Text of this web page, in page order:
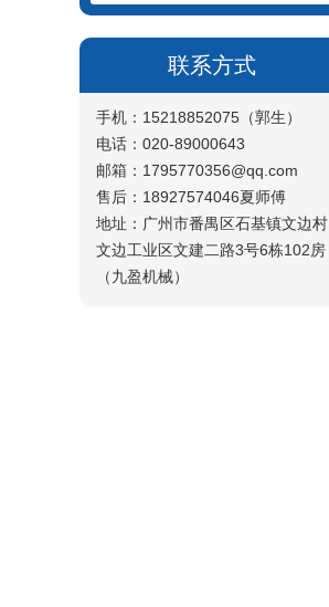
联系方式
手机：15218852075（郭生）
电话：020-89000643
邮箱：1795770356@qq.com
售后：18927574046夏师傅
地址：广州市番禺区石基镇文边村
文边工业区文建二路3号6栋102房
（九盈机械）